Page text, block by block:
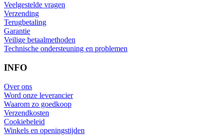
Veelgestelde vragen
Verzending
Terugbetaling
Garantie
Veilige betaalmethoden
Technische ondersteuning en problemen
INFO
Over ons
Word onze leverancier
Waarom zo goedkoop
Verzendkosten
Cookiebeleid
Winkels en openingstijden